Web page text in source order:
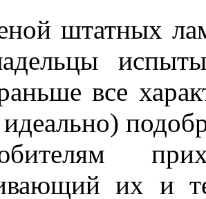
штатных
все
их и